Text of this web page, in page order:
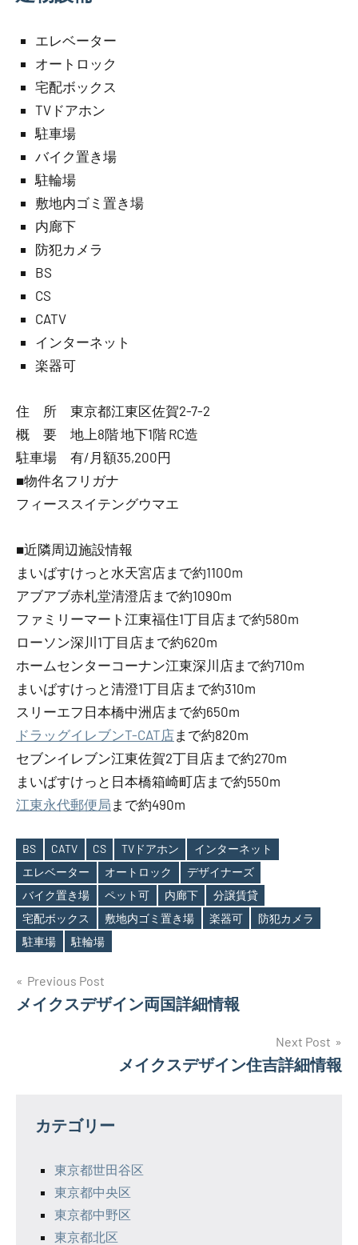
エレベーター
オートロック
宅配ボックス
TVドアホン
駐車場
バイク置き場
駐輪場
敷地内ゴミ置き場
内廊下
防犯カメラ
BS
CS
CATV
インターネット
楽器可
住 所 東京都江東区佐賀2-7-2
概 要 地上8階 地下1階 RC造
駐車場 有/月額35,200円
■物件名フリガナ
フィーススイテングウマエ
■近隣周辺施設情報
まいばすけっと水天宮店まで約1100m
アブアブ赤札堂清澄店まで約1090m
ファミリーマート江東福住1丁目店まで約580m
ローソン深川1丁目店まで約620m
ホームセンターコーナン江東深川店まで約710m
まいばすけっと清澄1丁目店まで約310m
スリーエフ日本橋中洲店まで約650m
ドラッグイレブンT-CAT店まで約820m
セブンイレブン江東佐賀2丁目店まで約270m
まいばすけっと日本橋箱崎町店まで約550m
江東永代郵便局 まで約490m
Tags
BS CATV CS TVドアホン
インターネット
エレベーター
オートロック
デザイナーズ
バイク置き場
ペット可 内廊下
分譲賃貸
宅配ボックス
敷地内ゴミ置き場 楽器可
防犯カメラ
駐車場
駐輪場
投
稿
ー
Previous Post
メイクスデザイン両国詳細情報
Next Post
メイクスデザイン住吉詳細情報
カテゴリー
東京都世田谷区
東京都中央区
東京都中野区
東京都北区